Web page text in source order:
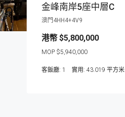
金峰南岸5座中層C
澳門4HH4+4V9
$5,800,000
$5,940,000
客飯廳: 1 43.019 平方米